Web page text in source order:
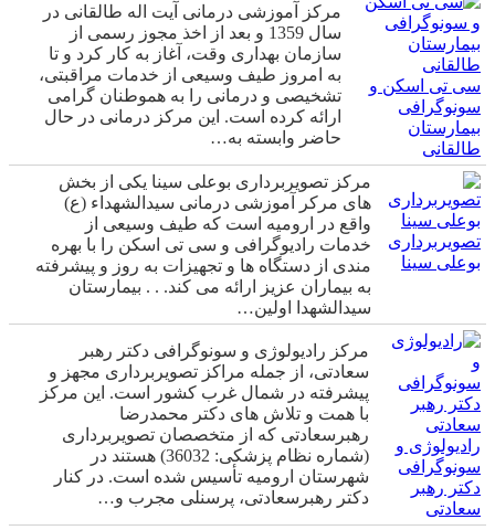
سی تی اسکن و
سونوگرافی
بیمارستان
طالقانی
مرکز آموزشی درمانی آیت اله طالقانی در
سال 1359 و بعد از اخذ مجوز رسمی از
سازمان بهداری وقت، آغاز به کار کرد و تا
به امروز طیف وسیعی از خدمات مراقبتی،
تشخیصی و درمانی را به هموطنان گرامی
ارائه کرده است. این مرکز درمانی در حال
حاضر وابسته به…
تصویربرداری
بوعلی سینا
مرکز تصویربرداری بوعلی سینا یکی از بخش
های مرکر آموزشی درمانی سيدالشهداء (ع)
واقع در ارومیه است که طیف وسیعی از
خدمات رادیوگرافی و سی تی اسکن را با بهره
مندی از دستگاه ها و تجهیزات به روز و پیشرفته
به بیماران عزیز ارائه می کند. . . بیمارستان
سیدالشهدا اولین…
رادیولوژی و
سونوگرافی
دکتر رهبر
سعادتی
مرکز رادیولوژی و سونوگرافی دکتر رهبر
سعادتی، از جمله مراکز تصویربرداری مجهز و
پیشرفته در شمال غرب کشور است. این مرکز
با همت و تلاش های دکتر محمدرضا
رهبرسعادتی که از متخصصان تصویربرداری
(شماره نظام پزشکی: 36032) هستند در
شهرستان ارومیه تأسیس شده است. در کنار
دکتر رهبرسعادتی، پرسنلی مجرب و…